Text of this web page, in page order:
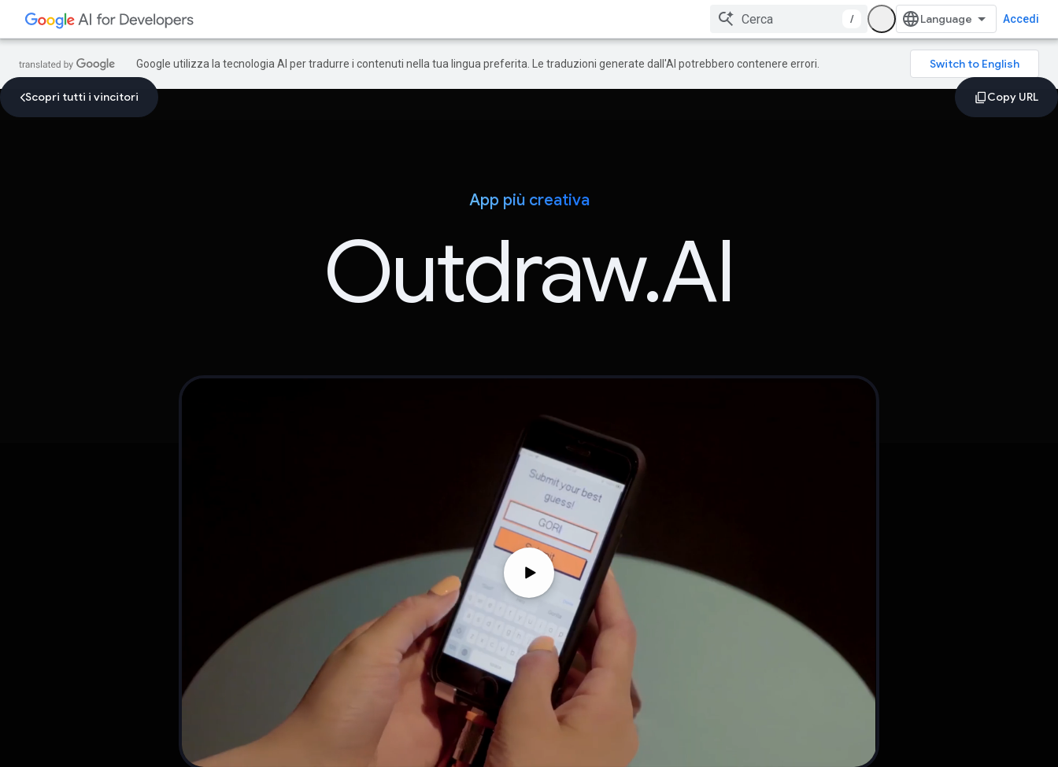
/ Accedi
Google utilizza la tecnologia AI per tradurre i contenuti nella tua lingua preferita. Le traduzioni generate dall'AI potrebbero contenere errori.
Scopri tutti i vincitori
App più creativa
Outdraw.AI